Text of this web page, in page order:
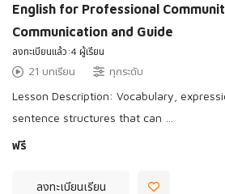
English for Professional
Communication and Guide
ลงทะเบียนแล้ว:4 ผู้เรียน
21 บทเรียน ทุกระดับ
Lesson Description: Vocabulary,
sentence structures that can …
ฟรี
ลงทะเบียนเรียน